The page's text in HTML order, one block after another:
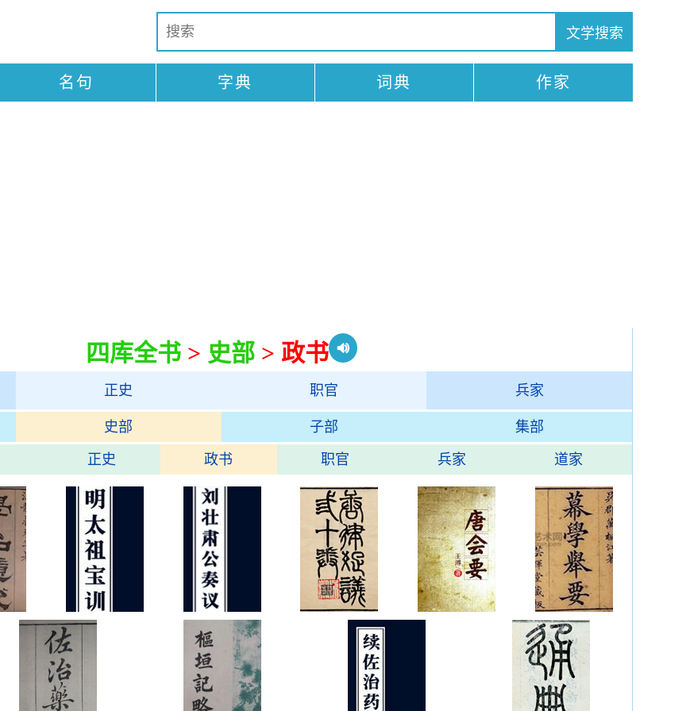
名句 字典 词典 作家
四库全书> 史部> 政书
正史 职官 兵家
史部 子部 集部
正史 政书 职官 兵家 道家